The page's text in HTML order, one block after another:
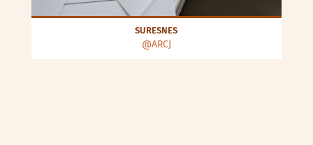
SURESNES
@ARCJ